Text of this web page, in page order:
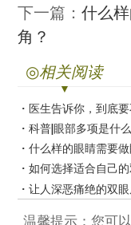
下一篇：什么
角？
◎相关阅读
医生告诉你，到底要不要
科普|眼部多项是什
什么样的眼睛需要做眼
如何选择适合自己的双眼皮手
让人深恶痛绝的双眼皮肉条，也有“
温馨提示：您可